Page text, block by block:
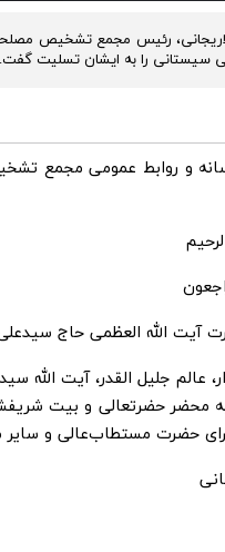
رئیس مجمع تشخیص
سیستانی را به ایشان تسلیت گفت.
و روابط عمومی مجمع
آیت الله العظمی حاج سیدعلی
عالم جلیل القدر، آیت
محضر حضرتعالی و بیت
حضرت مستطاب‌عالی و سایر